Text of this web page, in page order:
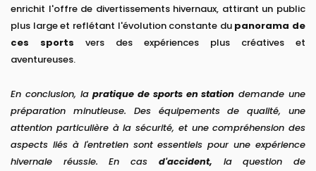
enrichit l'offre de divertissements hivernaux, attirant un public
plus large et reflétant l'évolution constante du panorama de
ces sports vers des expériences plus créatives et
aventureuses.
En conclusion, lapratique de sports en station demande une
préparation minutieuse. Des équipements de qualité, une
attention particulière à la sécurité, et une compréhension des
aspects liés à l'entretien sont essentiels pour une expérience
hivernale réussie. En cas d'accident, la question de